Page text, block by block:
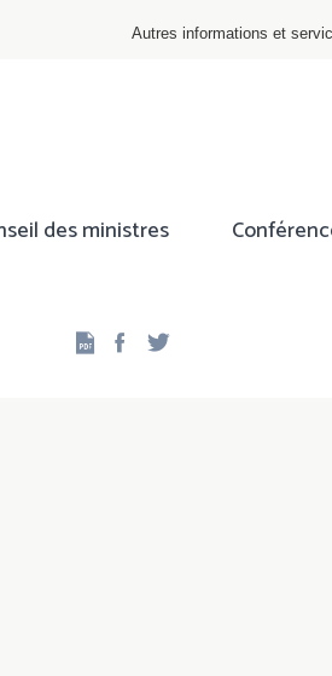
Autres informations et
des ministres
Facebook